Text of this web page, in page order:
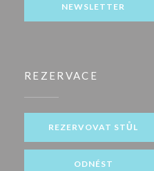
NEWSLETTER
REZERVACE
REZERVOVAT STŮL
ODNÉST